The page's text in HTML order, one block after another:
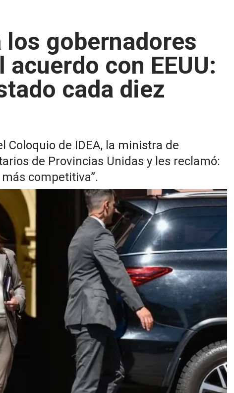
gobernadores
con EEUU:
cada diez
Coloquio de IDEA, la ministra de
de Provincias Unidas y les reclamó:
competitiva”.